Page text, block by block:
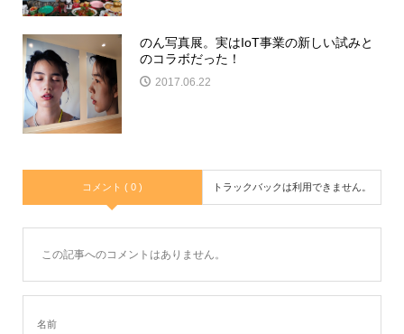
のん写真展。実はIoT事業の新しい試みと
のコラボだった！
2017.06.22
コメント ( 0 ) トラックバックは利用できません。
この記事へのコメントはありません。
名前